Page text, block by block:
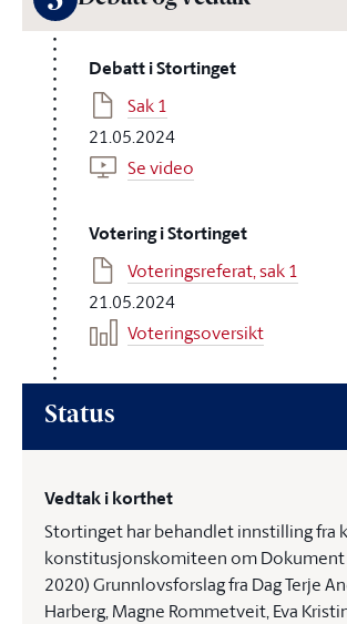
Debatt i Stortinget
Sak 1
21.05.2024
Se video
Votering i Stortinget
Voteringsreferat, sak 1
21.05.2024
Voteringsoversikt
Status
Vedtak i korthet
Stortinget har behandlet innstilling fra
konstitusjonskomiteen om Dokument
2020) Grunnlovsforslag fra Dag Terje
Harberg, Magne Rommetveit, Eva